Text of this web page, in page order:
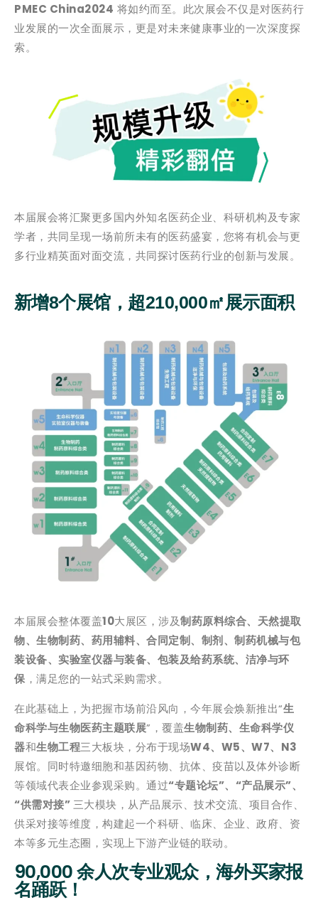
PMEC China2024 将如约而至。此次展会不仅是对医药行
业发展的一次全面展示，更是对未来健康事业的一次深度探
索。
本届展会将汇聚更多国内外知名医药企业、科研机构及专家
学者，共同呈现一场前所未有的医药盛宴，您将有机会与更
多行业精英面对面交流，共同探讨医药行业的创新与发展。
新增8个展馆，超210,000㎡展示面积
本届展会整体覆盖10大展区，涉及制药原料综合、天然提取
物、生物制药、药用辅料、合同定制、制剂、制药机械与包
装设备、实验室仪器与装备、包装及给药系统、洁净与环
保 ，满足您的一站式采购需求。
在此基础上，为把握市场前沿风向，今年展会焕新推出“生
命科学与生物医药主题联展”，覆盖生物制药、生命科学仪
器和生物工程三大板块，分布于现场W4、W5、W7、N3
展馆。同时特邀细胞和基因药物、抗体、疫苗以及体外诊断
等领域代表企业参观采购。通过“专题论坛”、“产品展示”、
“供需对接”三大模块，从产品展示、技术交流、项目合作、
供采对接等维度，构建起一个科研、临床、企业、政府、资
本等多元生态圈，实现上下游产业链的联动。
90,000 余人次专业观众，海外买家报
名踊跃！